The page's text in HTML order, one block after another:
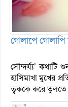
গোলাপে গোলাপি
সৌন্দর্য্য’
হাসিমাখা মুখের
ত্বককে করে তুলতে